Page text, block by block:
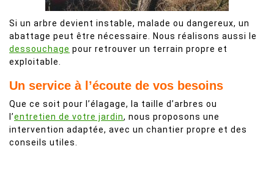
Si un arbre devient instable, malade ou dangereux, un
abattage peut être nécessaire. Nous réalisons aussi le
dessouchage pour retrouver un terrain propre et
exploitable.
Un service à l’écoute de vos besoins
Que ce soit pour l’élagage, la taille d’arbres ou
l’entretien de votre jardin, nous proposons une
intervention adaptée, avec un chantier propre et des
conseils utiles.